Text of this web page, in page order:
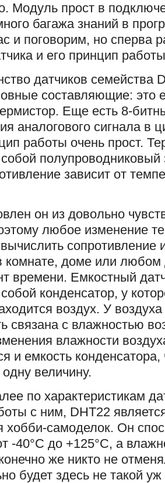
Модуль прост в
багажа знаний в
и поговорим, но сперва
и его принцип
датчиков семейства
составляющие: это
Еще есть 8-
аналогового сигнала в
работы очень прост.
полупроводниковый
зависит от
он из довольно
любое изменение
сопротивление
комнате, доме или любом
времени. Емкостный
конденсатор, у
воздух. У
связана с влажностью
влажности
и емкость
величину.
по характеристикам
с ним, DHT22
самоделок. Он
-40°C до +125°C, а
же никто не
будет здесь не такой